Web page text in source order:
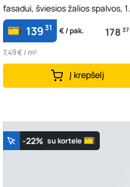
fasadui, šviesios žalios spalvos, 1
lentelė - 0,77724 m2
13931 € / pak. 178 37
7,49 € / m²
Į krepšelį
-22% su kortele